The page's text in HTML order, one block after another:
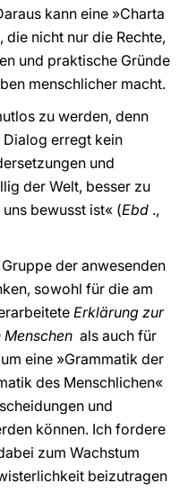
kann eine »Charta
die nicht nur die Rechte,
und praktische Gründe
menschlicher macht.
zu werden, denn
erregt kein
und
der Welt, besser zu
bewusst ist« (Ebd .,
der anwesenden
sowohl für die am
Erklärung zur
als auch für
eine »Grammatik der
des Menschlichen«
und
können. Ich fordere
zum Wachstum
beizutragen